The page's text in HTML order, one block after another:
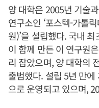
양 대학은 2005년 기술
연구소인 ‘포스텍-가톨
원)’을 설립했다. 국내
이 함께 만든 이 연구원
리 잡았으며, 양 대학의
출범했다. 설립 5년 만
으로 운영되고 있으며,